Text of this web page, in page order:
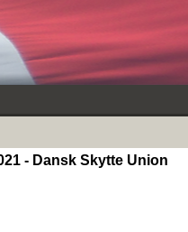
- Dansk Skytte Union